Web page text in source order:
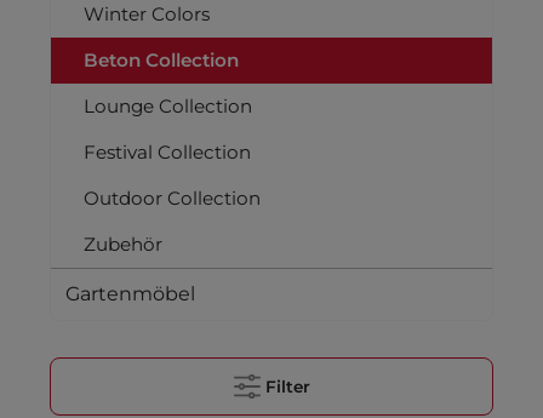
Winter Colors
Beton Collection
Lounge Collection
Festival Collection
Outdoor Collection
Zubehör
Gartenmöbel
Filter